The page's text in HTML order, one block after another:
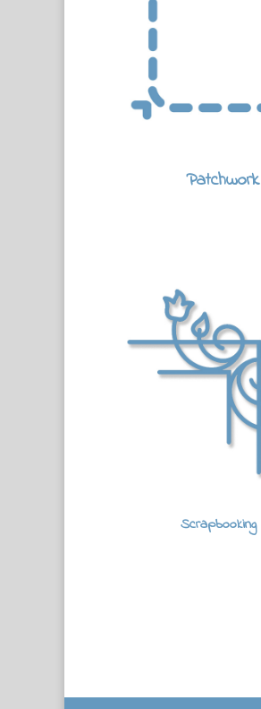
Patchwork
Scrapbooking